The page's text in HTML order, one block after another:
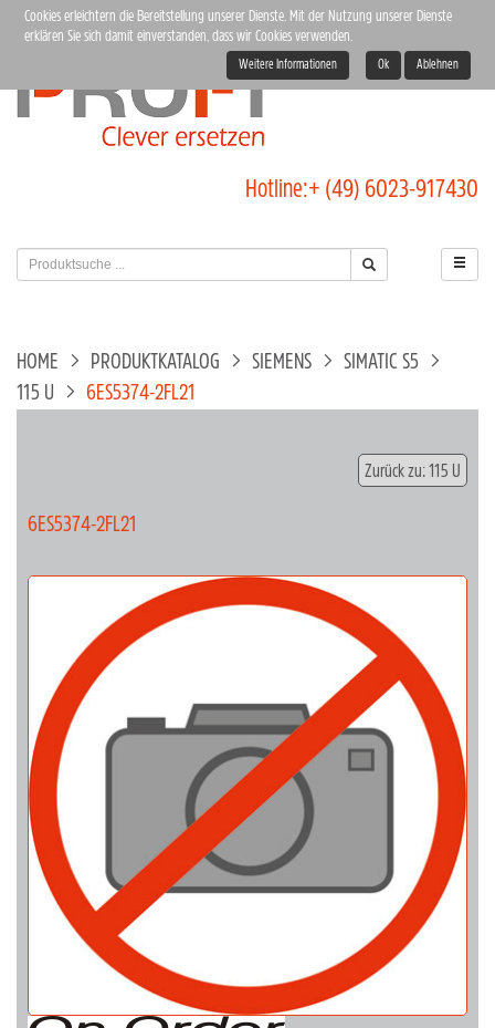
Hotline:+ (49) 6023-917430
HOME PRODUKTKATALOG SIEMENS
SIMATIC S5
115 U
6ES5374-2FL21
Zurück zu: 115 U
6ES5374-2FL21
Cookies erleichtern die Bereitstellung unserer Dienste. Mit der Nutzung unserer Dienste
erklären Sie sich damit einverstanden, dass wir Cookies verwenden.
Weitere Informationen Ok Ablehnen